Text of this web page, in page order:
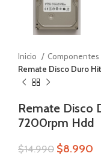
Inicio Componentes
Remate Disco Duro
Remate Disco
7200rpm Hdd
$14.990 $8.990